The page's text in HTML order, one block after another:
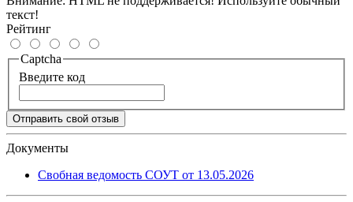
текст!
Рейтинг
Captcha
Введите код
Отправить свой отзыв
Документы
Свобная ведомость СОУТ от 13.05.2026